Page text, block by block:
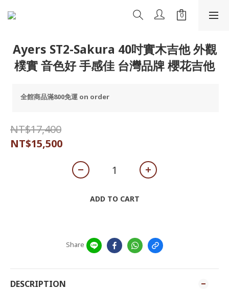
Ayers ST2-Sakura 40吋實木吉他 外觀
樸實 音色好 手感佳 台灣品牌 櫻花吉他
全館商品滿800免運 on order
NT$17,400
NT$15,500
ADD TO CART
Share
DESCRIPTION